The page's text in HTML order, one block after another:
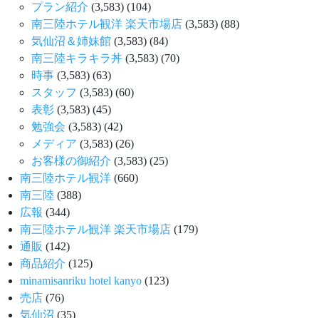
プラン紹介 (3,583) (104)
南三陸ホテル観洋 楽天市場店 (3,583) (88)
気仙沼＆姉妹館 (3,583) (84)
南三陸キラキラ丼 (3,583) (70)
時事 (3,583) (63)
スタッフ (3,583) (60)
表彰 (3,583) (45)
勉強会 (3,583) (42)
メディア (3,583) (26)
お客様の御紹介 (3,583) (25)
南三陸ホテル観洋 (660)
南三陸 (388)
広報 (344)
南三陸ホテル観洋 楽天市場店 (179)
通販 (142)
商品紹介 (125)
minamisanriku hotel kanyo (123)
売店 (76)
気仙沼 (35)